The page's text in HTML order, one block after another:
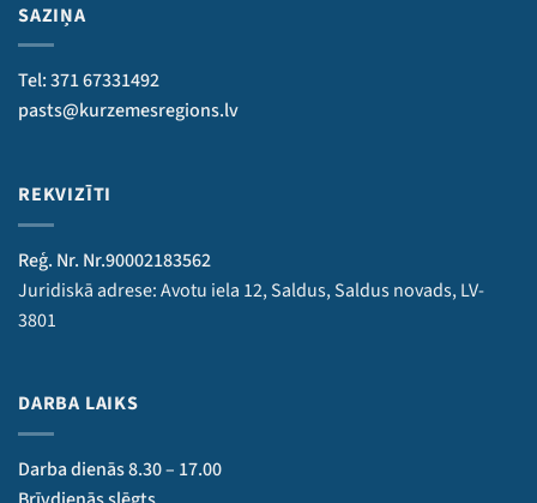
SAZIŅA
Tel: 371 67331492
pasts@kurzemesregions.lv
REKVIZĪTI
Reģ. Nr. Nr.90002183562
Juridiskā adrese: Avotu iela 12, Saldus, Saldus novads, LV-
3801
DARBA LAIKS
Darba dienās 8.30 – 17.00